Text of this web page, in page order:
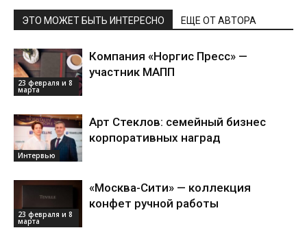
ЭТО МОЖЕТ БЫТЬ ИНТЕРЕСНО ЕЩЕ ОТ АВТОРА
23 февраля и 8
марта
Компания «Норгис Пресс» —
участник МАПП
Интервью
Арт Стеклов: семейный бизнес
корпоративных наград
23 февраля и 8
марта
«Москва-Сити» — коллекция
конфет ручной работы